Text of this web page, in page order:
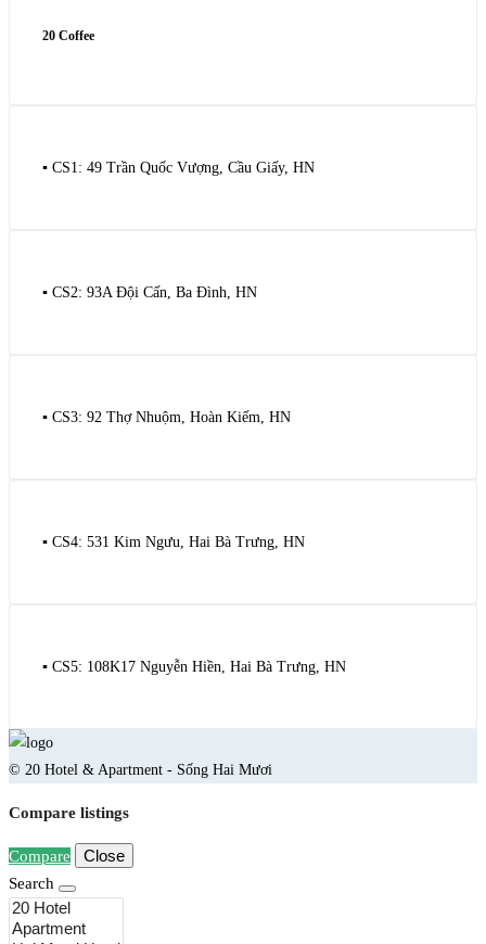
20 Coffee
▪️ CS1: 49 Trần Quốc Vượng, Cầu Giấy, HN
▪️ CS2: 93A Đội Cấn, Ba Đình, HN
▪️ CS3: 92 Thợ Nhuộm, Hoàn Kiếm, HN
▪️ CS4: 531 Kim Ngưu, Hai Bà Trưng, HN
▪️ CS5: 108K17 Nguyễn Hiền, Hai Bà Trưng, HN
© 20 Hotel & Apartment - Sống Hai Mươi
Compare listings
Compare Close
Search